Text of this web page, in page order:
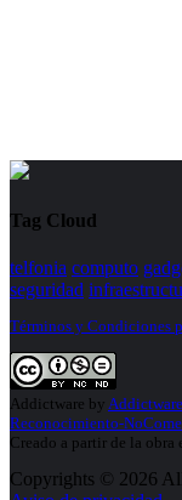
Tag Cloud
telfonia computo
seguridad
Términos y Condiciones
Addictware by Addictware
Reconocimiento-
Creado a partir de la obra
Copyrights © 2026